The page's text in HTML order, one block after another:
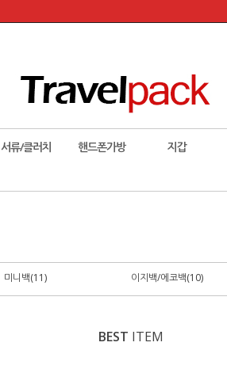
서류/클러치 핸드폰가방 지갑
미니백(11) 이지백/에코백(10)
BEST ITEM